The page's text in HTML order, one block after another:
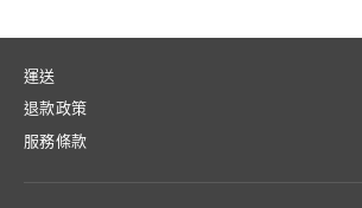
運送
退款政策
服務條款